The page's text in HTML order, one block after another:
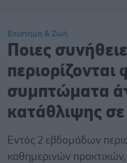
Επιστήμη & Ζωή
Ποιες
συμπτώματα
κατάθλιψης σε
Εντός 2 εβδομάδων
καθημερινών